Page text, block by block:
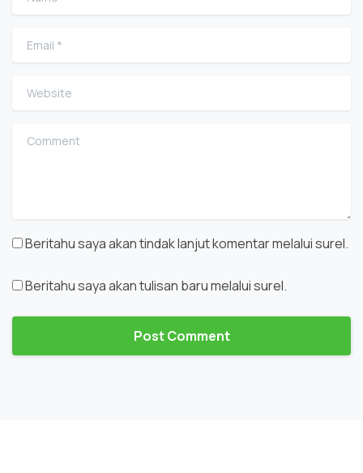
Email
Website
Comment
Beritahu saya akan tindak lanjut komentar melalui surel.
Beritahu saya akan tulisan baru melalui surel.